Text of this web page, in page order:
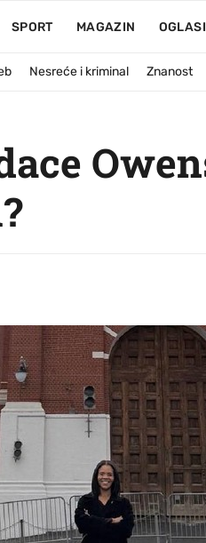
SPORT MAGAZIN OGLASI
Nesreće i kriminal Znanost